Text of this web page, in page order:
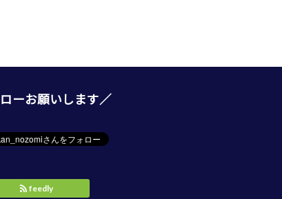
ーお願いします／
feedly